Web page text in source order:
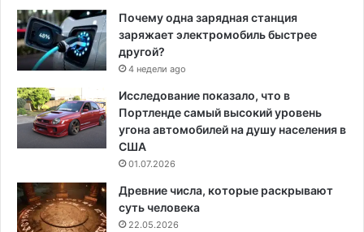
Почему одна зарядная станция
заряжает электромобиль быстрее
другой?
4 недели ago
Исследование показало, что в
Портленде самый высокий уровень
угона автомобилей на душу населения в
США
01.07.2026
Древние числа, которые раскрывают
суть человека
22.05.2026